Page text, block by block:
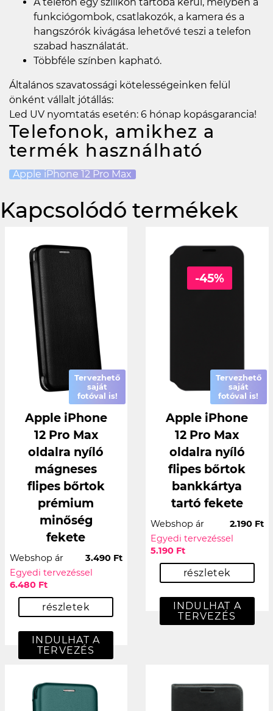
funkciógombok, csatlakozók, a kamera és a
hangszórók kivágása lehetővé teszi a telefon
szabad használatát.
Többféle színben kapható.
Általános szavatossági kötelességeinken felül
önként vállalt jótállás:
Led UV nyomtatás esetén: 6 hónap kopásgarancia!
Telefonok, amikhez a
termék használható
Apple iPhone 12 Pro Max
Kapcsolódó termékek
Tervezhető
saját
fotóval is!
Apple iPhone
12 Pro Max
oldalra nyíló
mágneses
flipes bőrtok
prémium
minőség
fekete
Webshop ár
3.490 Ft
Egyedi tervezéssel
6.480 Ft
részletek
INDULHAT A
TERVEZÉS
-45%
Tervezhető
saját
fotóval is!
Apple iPhone
12 Pro Max
oldalra nyíló
flipes bőrtok
bankkártya
tartó fekete
Webshop ár
2.190 Ft
Egyedi tervezéssel
5.190 Ft
részletek
INDULHAT A
TERVEZÉS